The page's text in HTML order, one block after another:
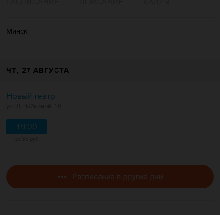
Минск
ЧТ, 27 АВГУСТА
Новый театр
19:00
Расписание в другие дни